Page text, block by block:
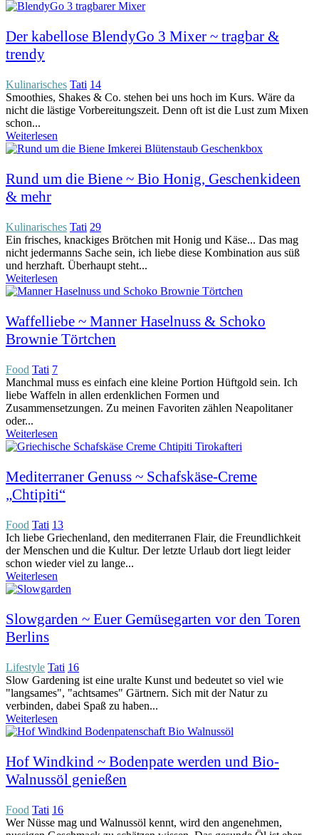
Der kabellose BlendyGo 3 Mixer ~ tragbar &
trendy
Kulinarisches Tati 14
Smoothies, Shakes & Co. stehen bei uns hoch im Kurs. Wäre da
nicht die lästige Vorbereitungszeit. Denn oft ist die Lust zum Mixen
schon...
Weiterlesen
Rund um die Biene ~ Bio Honig, Geschenkideen
& mehr
Kulinarisches Tati 29
Ein frisches, knackiges Brötchen mit Honig und Käse... Das mag
nicht jedermanns Sache sein, ich liebe diese Kombination aus süß
und herzhaft. Überhaupt steht...
Weiterlesen
Waffelliebe ~ Manner Haselnuss & Schoko
Brownie Törtchen
Food Tati 7
Manchmal muss es einfach eine kleine Portion Hüftgold sein. Ich
liebe Waffeln in allen erdenklichen Formen und
Zusammensetzungen. Zu meinen Favoriten zählen Neapolitaner
oder...
Weiterlesen
Mediterraner Genuss ~ Schafskäse-Creme
„Chtipiti“
Food Tati 13
Ich liebe Griechenland, den mediterranen Flair, die Freundlichkeit
der Menschen und die Kultur. Der letzte Urlaub dort liegt leider
schon wieder viel zu lange...
Weiterlesen
Slowgarden ~ Euer Gemüsegarten vor den Toren
Berlins
Lifestyle Tati 16
Slow Gardening ist eine uralte Kunst und bedeutet so viel wie
"langsames", "achtsames" Gärtnern. Sich mit der Natur zu
verbinden, dabei Spaß zu haben...
Weiterlesen
Hof Windkind ~ Bodenpate werden und Bio-
Walnussöl genießen
Food Tati 16
Wer Nüsse mag und Walnussöl kennt, wird den angenehmen,